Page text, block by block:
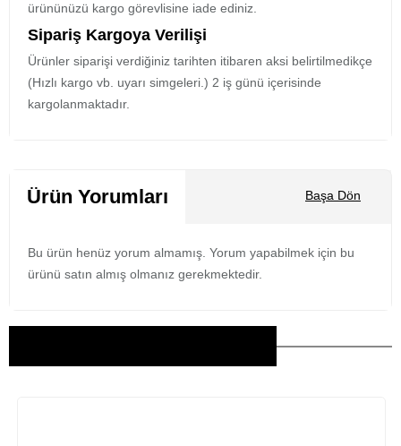
ürününüzü kargo görevlisine iade ediniz.
Sipariş Kargoya Verilişi
Ürünler siparişi verdiğiniz tarihten itibaren aksi belirtilmedikçe
(Hızlı kargo vb. uyarı simgeleri.) 2 iş günü içerisinde
kargolanmaktadır.
Ürün Yorumları Başa Dön
Bu ürün henüz yorum almamış. Yorum yapabilmek için bu
ürünü satın almış olmanız gerekmektedir.